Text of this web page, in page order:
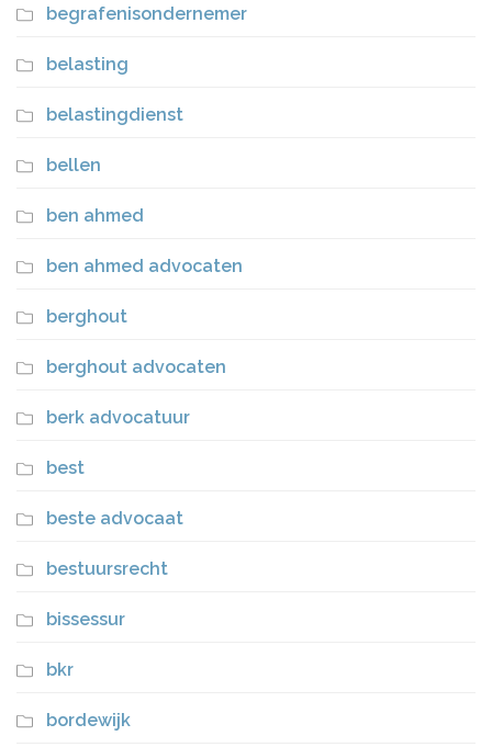
begrafenisondernemer
belasting
belastingdienst
bellen
ben ahmed
ben ahmed advocaten
berghout
berghout advocaten
berk advocatuur
best
beste advocaat
bestuursrecht
bissessur
bkr
bordewijk